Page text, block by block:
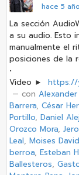
hace 5
La sección
a su audio. Esto
manualmente el
posiciones de la
•
Video ►
https://
‏ — con
Barrera, César
Portillo, Daniel
Orozco Mora,
Leal, Moises
berroa, Esteban
Ballesteros,